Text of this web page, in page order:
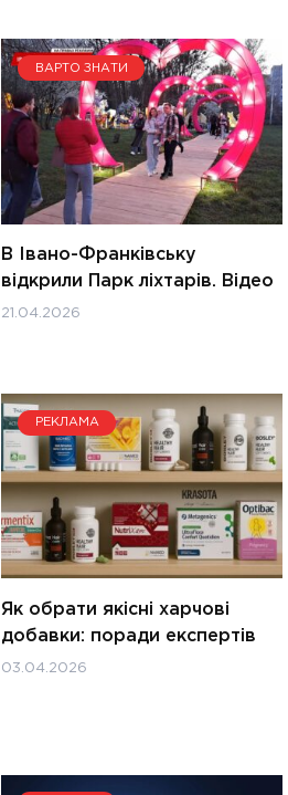
ВАРТО ЗНАТИ
В Івано-Франківську
відкрили Парк ліхтарів. Відео
21.04.2026
РЕКЛАМА
Як обрати якісні харчові
добавки: поради експертів
03.04.2026